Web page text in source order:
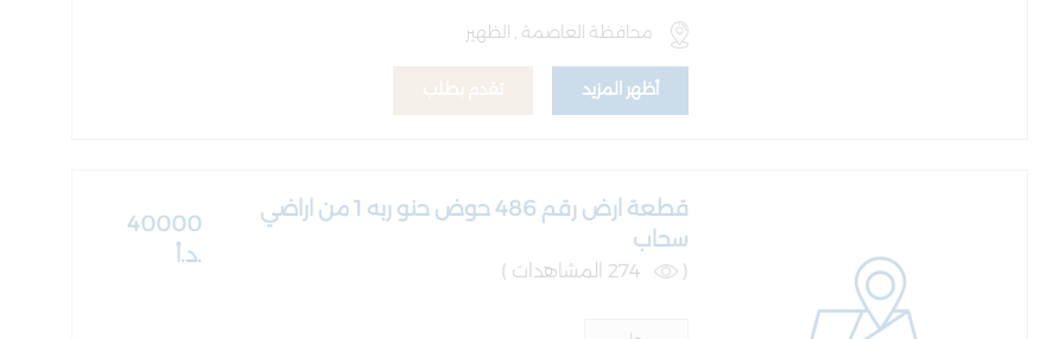
محافظة العاصمة , الظهير
أظهر المزيد
قطعة ارض رقم 486 حوض حنو ربه 1 من اراضي
سحاب
(
40000
.د.أ